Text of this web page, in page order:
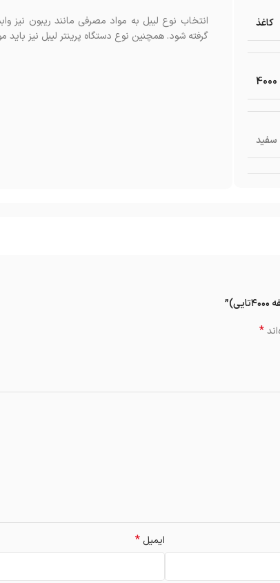
انتخاب نوع لیبل به مواد مصرفی مانند ریبون نیز
گرفته شود. همچنین نوع دستگاه پرینتر لیبل نیز باید
کاغذ
4000
سفید
*
ایمیل *